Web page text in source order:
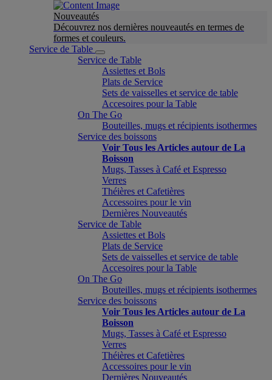
Nouveautés
Découvrez nos dernières nouveautés en termes de
formes et couleurs.
Service de Table
Service de Table
Assiettes et Bols
Plats de Service
Sets de vaisselles et service de table
Accesoires pour la Table
On The Go
Bouteilles, mugs et récipients isothermes
Service des boissons
Voir Tous les Articles autour de La
Boisson
Mugs, Tasses à Café et Espresso
Verres
Théières et Cafetières
Accessoires pour le vin
Dernières Nouveautés
Service de Table
Assiettes et Bols
Plats de Service
Sets de vaisselles et service de table
Accesoires pour la Table
On The Go
Bouteilles, mugs et récipients isothermes
Service des boissons
Voir Tous les Articles autour de La
Boisson
Mugs, Tasses à Café et Espresso
Verres
Théières et Cafetières
Accessoires pour le vin
Dernières Nouveautés